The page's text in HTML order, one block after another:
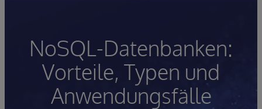
NoSQL-Datenbanken:
Vorteile, Typen und
Anwendungsfälle